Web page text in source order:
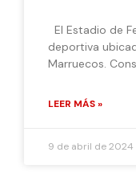
El Estadio de
deportiva
Marruecos.
LEER MÁS »
9 de abril de 2024